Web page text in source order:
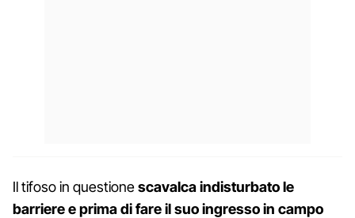
Il tifoso in questionescavalca indisturbato le
barriere e prima di fare il suo ingresso in campo